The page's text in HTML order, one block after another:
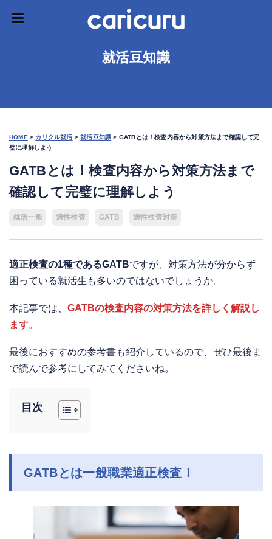
就活豆知識
HOME > カリクル就活 >就活豆知識 > GATBとは！検査内容から対策方法まで確認して完
璧に理解しよう
GATBとは！検査内容から対策方法まで
確認して完璧に理解しよう
就活一般 適性検査 GATB 適性検査対策
適正検査の1種であるGATBですが、対策方法が分からず
困っている就活生も多いのではないでしょうか。
本記事では、 GATBの検査内容の対策方法を詳しく解説し
ます。
最後におすすめの参考書も紹介しているので、ぜひ最後ま
で読んで参考にしてみてくださいね。
目次
GATBとは一般職業適正検査！